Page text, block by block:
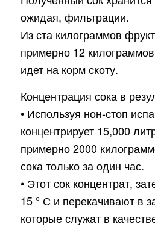
ожидая, фильтрации.
Из ста килограммов
примерно 12
идет на корм скоту.
Концентрация сока в
• Используя нон-стоп
концентрирует 15,000
примерно 2000
сока только за один час.
• Этот сок концентрат,
15 ° С и перекачивают в
которые служат в